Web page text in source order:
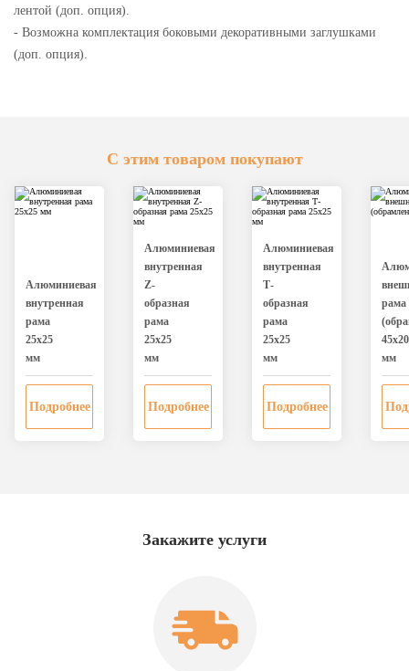
лентой (доп. опция).
- Возможна комплектация боковыми декоративными заглушками
(доп. опция).
С этим товаром покупают
Алюминиевая
внутренная
рама
25х25
мм
Подробнее
Алюминиевая
внутренная
Z-
образная
рама
25х25
мм
Подробнее
Алюминиевая
внутренная
Т-
образная
рама
25х25
мм
Подробнее
рама
45х20
мм
Закажите услуги